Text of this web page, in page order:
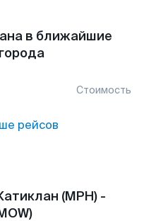
в ближайшие
Стоимость
рейсов
(MPH) -